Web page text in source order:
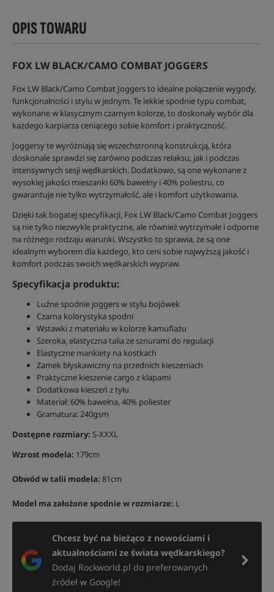
OPIS TOWARU
FOX LW BLACK/CAMO COMBAT JOGGERS
Fox LW Black/Camo Combat Joggers to idealne połączenie wygody,
funkcjonalności i stylu w jednym. Te lekkie spodnie typu combat,
wykonane w klasycznym czarnym kolorze, to doskonały wybór dla
każdego karpiarza ceniącego sobie komfort i praktyczność.
Joggersy te wyróżniają się wszechstronną konstrukcją, która
doskonale sprawdzi się zarówno podczas relaksu, jak i podczas
intensywnych sesji wędkarskich. Dodatkowo, są one wykonane z
wysokiej jakości mieszanki 60% bawełny i 40% poliestru, co
gwarantuje nie tylko wytrzymałość, ale i komfort użytkowania.
Dzięki tak bogatej specyfikacji, Fox LW Black/Camo Combat Joggers
są nie tylko niezwykle praktyczne, ale również wytrzymałe i odporne
na różnego rodzaju warunki. Wszystko to sprawia, że są one
idealnym wyborem dla każdego, kto ceni sobie najwyższą jakość i
komfort podczas swoich wędkarskich wypraw.
Specyfikacja produktu:
Luźne spodnie joggers w stylu bojówek
Czarna kolorystyka spodni
Wstawki z materiału w kolorze kamuflażu
Szeroka, elastyczna talia ze sznurami do regulacji
Elastyczne mankiety na kostkach
Zamek błyskawiczny na przednich kieszeniach
Praktyczne kieszenie cargo z klapami
Dodatkowa kieszeń z tyłu
Materiał: 60% bawełna, 40% poliester
Gramatura: 240gsm
Dostępne rozmiary: S-XXXL
Wzrost modela: 179cm
Obwód w talii modela: 81cm
Model ma założone spodnie w rozmiarze: L
Chcesz być na bieżąco z nowościami i
aktualnościami ze świata wędkarskiego?
Dodaj Rockworld.pl do preferowanych
źródeł w Google!